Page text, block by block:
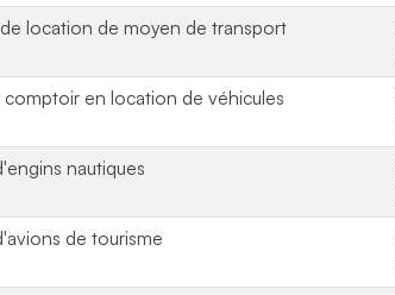
location de moyen de transport
en location de véhicules
nautiques
de tourisme